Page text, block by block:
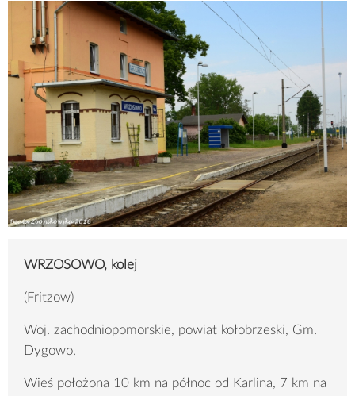
WRZOSOWO, kolej
(Fritzow)
Woj. zachodniopomorskie, powiat kołobrzeski, Gm.
Dygowo.
Wieś położona 10 km na północ od Karlina, 7 km na